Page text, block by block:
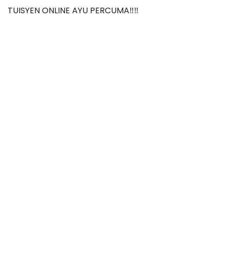
TUISYEN ONLINE AYU PERCUMA‼️‼️